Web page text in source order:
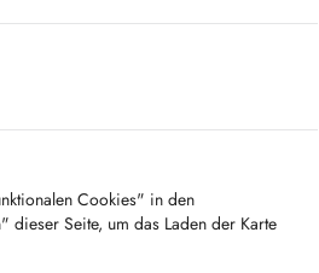
Cookies" in den
dieser Seite, um das Laden der Karte